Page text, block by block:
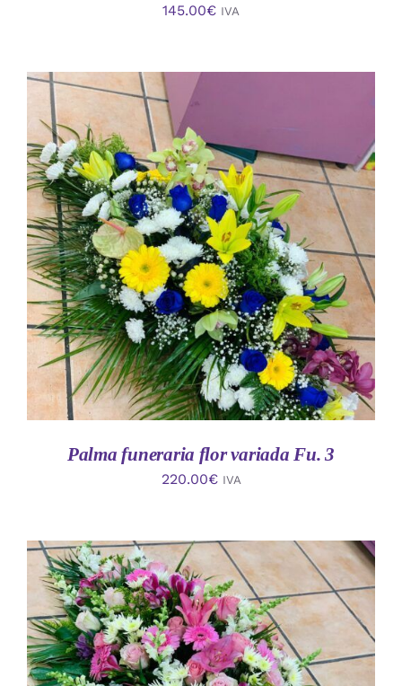
145.00€ IVA
AÑADIR AL CARRITO
/
DETALLES
Palma funeraria flor variada Fu. 3
220.00€ IVA